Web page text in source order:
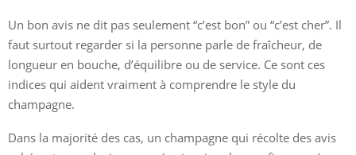
Un bon avis ne dit pas seulement “c’est bon” ou “c’est cher”. Il
faut surtout regarder si la personne parle de fraîcheur, de
longueur en bouche, d’équilibre ou de service. Ce sont ces
indices qui aident vraiment à comprendre le style du
champagne.
Dans la majorité des cas, un champagne qui récolte des avis